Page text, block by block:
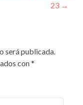
23 →
será publicada.
con*